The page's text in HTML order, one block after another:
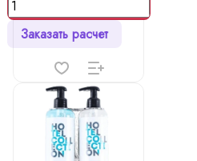
Заказать расчет